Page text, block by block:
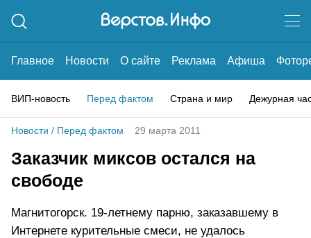
Главное Новости О сайте Реклама Афиша
ВИП-новость Перед фактом Страна и мир Дежурная
Новости / Перед фактом 29 марта 2011
Заказчик миксов остался на
свободе
Магнитогорск. 19-летнему парню, заказавшему в
Интернете курительные смеси, не удалось